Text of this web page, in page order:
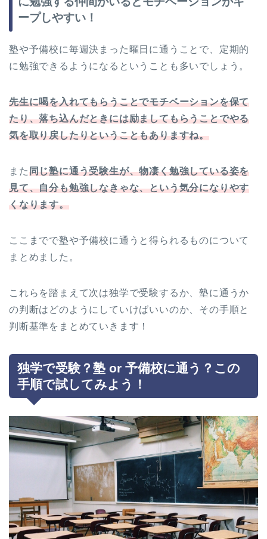
ープしやすい！
塾や予備校に毎週決まった曜日に通うことで、定期的
に勉強できるようになるということも多いでしょう。
先生に喝を入れてもらうことでモチベーションを保て
たり、落ち込んだときには励ましてもらうことでやる
気を取り戻したりということもありますね。
また同じ塾に通う受験生が、物凄く勉強している姿を
見て、自分も勉強しなきゃな、という気分になりやす
くなります。
ここまでで塾や予備校に通うと得られるものについて
まとめました。
これらを踏まえて次は独学で受験するか、塾に通うか
の判断はどのようにしていけばいいのか、その手順と
判断基準をまとめていきます！
独学で受験？塾 or 予備校に通う？この
手順で試してみよう！